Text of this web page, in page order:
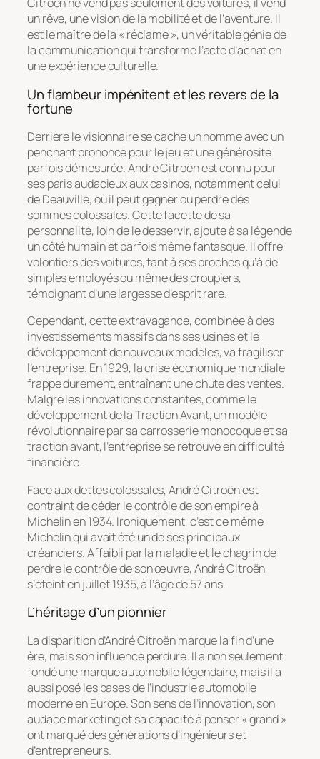
un rêve, une vision de la mobilité et de l’aventure. Il
est le maître de la « réclame », un véritable génie de
la communication qui transforme l’acte d’achat en
une expérience culturelle.
Un flambeur impénitent et les revers de la
fortune
Derrière le visionnaire se cache un homme avec un
penchant prononcé pour le jeu et une générosité
parfois démesurée. André Citroën est connu pour
ses paris audacieux aux casinos, notamment celui
de Deauville, où il peut gagner ou perdre des
sommes colossales. Cette facette de sa
personnalité, loin de le desservir, ajoute à sa légende
un côté humain et parfois même fantasque. Il offre
volontiers des voitures, tant à ses proches qu’à de
simples employés ou même des croupiers,
témoignant d’une largesse d’esprit rare.
Cependant, cette extravagance, combinée à des
investissements massifs dans ses usines et le
développement de nouveaux modèles, va fragiliser
l’entreprise. En 1929, la crise économique mondiale
frappe durement, entraînant une chute des ventes.
Malgré les innovations constantes, comme le
développement de la Traction Avant, un modèle
révolutionnaire par sa carrosserie monocoque et sa
traction avant, l’entreprise se retrouve en difficulté
financière.
Face aux dettes colossales, André Citroën est
contraint de céder le contrôle de son empire à
Michelin en 1934. Ironiquement, c’est ce même
Michelin qui avait été un de ses principaux
créanciers. Affaibli par la maladie et le chagrin de
perdre le contrôle de son œuvre, André Citroën
s’éteint en juillet 1935, à l’âge de 57 ans.
L’héritage d’un pionnier
La disparition d’André Citroën marque la fin d’une
ère, mais son influence perdure. Il a non seulement
fondé une marque automobile légendaire, mais il a
aussi posé les bases de l’industrie automobile
moderne en Europe. Son sens de l’innovation, son
audace marketing et sa capacité à penser « grand »
ont marqué des générations d’ingénieurs et
d’entrepreneurs.